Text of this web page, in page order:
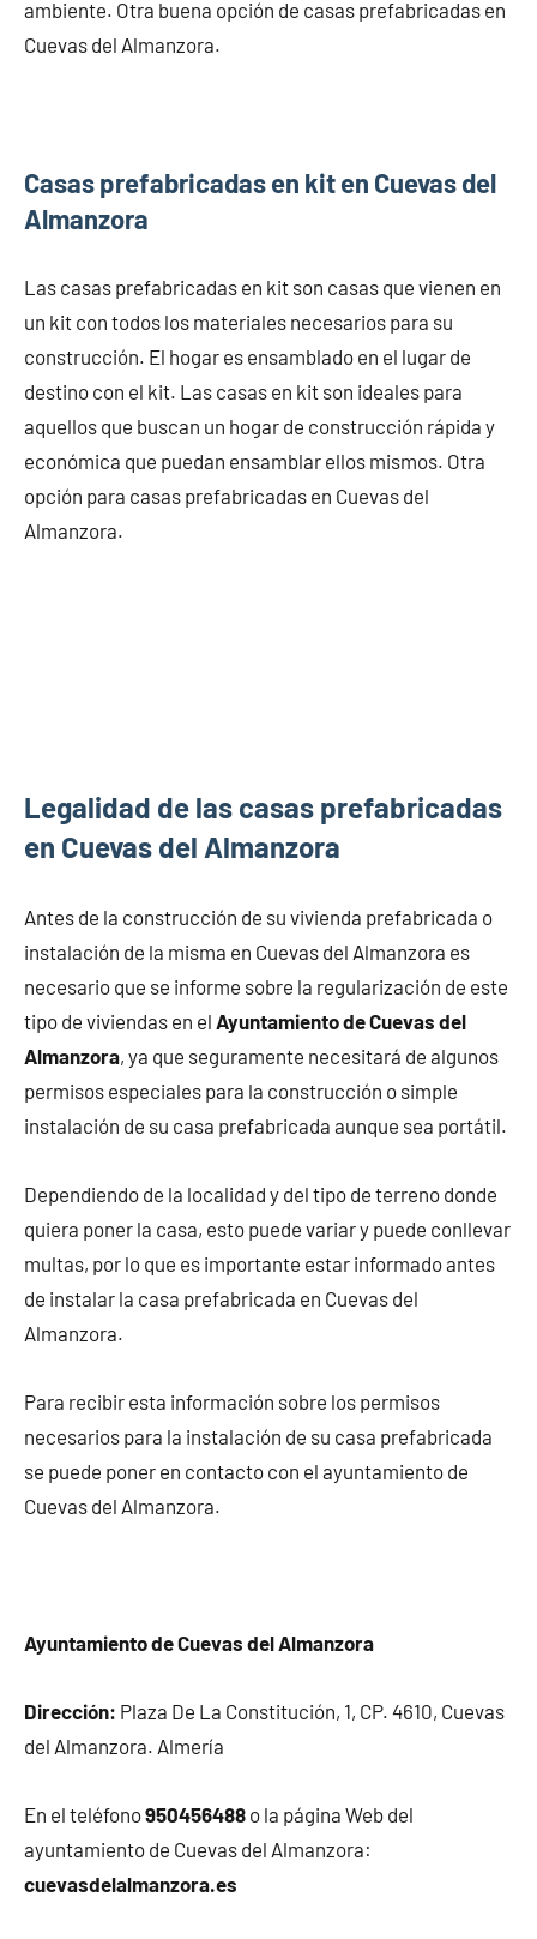
ambiente. Otra buena opción de casas prefabricadas en
Cuevas del Almanzora.
Casas prefabricadas en kit en Cuevas del
Almanzora
Las casas prefabricadas en kit son casas que vienen en
un kit con todos los materiales necesarios para su
construcción. El hogar es ensamblado en el lugar de
destino con el kit. Las casas en kit son ideales para
aquellos que buscan un hogar de construcción rápida y
económica que puedan ensamblar ellos mismos. Otra
opción para casas prefabricadas en Cuevas del
Almanzora.
Legalidad de las casas prefabricadas
en Cuevas del Almanzora
Antes de la construcción de su vivienda prefabricada o
instalación de la misma en Cuevas del Almanzora es
necesario que se informe sobre la regularización de este
tipo de viviendas en el Ayuntamiento de Cuevas del
Almanzora, ya que seguramente necesitará de algunos
permisos especiales para la construcción o simple
instalación de su casa prefabricada aunque sea portátil.
Dependiendo de la localidad y del tipo de terreno donde
quiera poner la casa, esto puede variar y puede conllevar
multas, por lo que es importante estar informado antes
de instalar la casa prefabricada en Cuevas del
Almanzora.
Para recibir esta información sobre los permisos
necesarios para la instalación de su casa prefabricada
se puede poner en contacto con el ayuntamiento de
Cuevas del Almanzora.
Ayuntamiento de Cuevas del Almanzora
Dirección: Plaza De La Constitución, 1, CP. 4610, Cuevas
del Almanzora. Almería
En el teléfono950456488 o la página Web del
ayuntamiento de Cuevas del Almanzora:
cuevasdelalmanzora.es